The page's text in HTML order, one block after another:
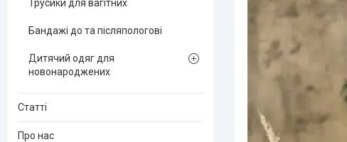
Трусики для вагітних
Бандажі до та післяпологові
Дитячий одяг для
новонароджених
Статті
Про нас